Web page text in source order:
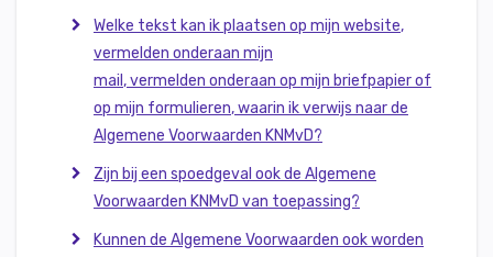
Welke tekst kan ik plaatsen op mijn website,
vermelden onderaan mijn
mail ,vermelden onderaan op mijn briefpapierof
op mijn formulieren,waarin ik verwijs naar de
Algemene Voorwaarden KNMvD?
Zijn bij een spoedgeval ook de Algemene
Voorwaarden KNMvD van toepassing?
Kunnen de Algemene Voorwaarden ook worden